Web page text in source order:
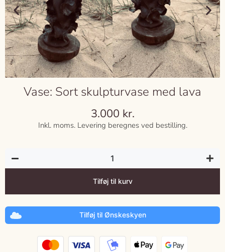
Vase: Sort skulpturvase med lava
3.000 kr.
Inkl. moms. Levering beregnes ved bestilling.
Tilføj til kurv
Tilføj til Ønskeskyen